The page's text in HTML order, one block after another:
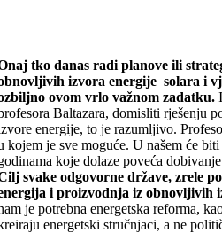
tko danas radi planove ili
izvora energije solara i
ovom vrlo važnom zadatku.
Baltazara, domisliti rješenju
energije, to je razumljivo.
kojem je sve moguće. U našem će
koje dolaze poveća
svake odgovorne države, zrele
i proizvodnja iz obnovljivih
je potrebna energetska reforma,
energetski stručnjaci, a ne